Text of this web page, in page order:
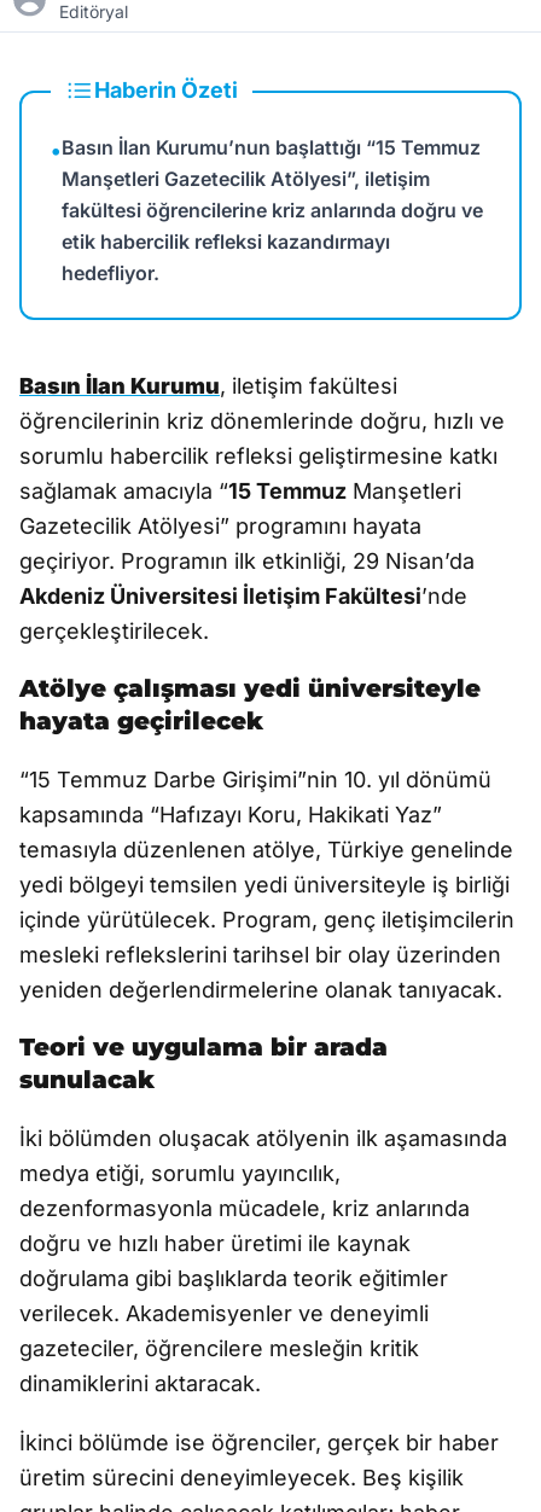
Editöryal
Haberin Özeti
•Basın İlan Kurumu’nun başlattığı “15 Temmuz
Manşetleri Gazetecilik Atölyesi”, iletişim
fakültesi öğrencilerine kriz anlarında doğru ve
etik habercilik refleksi kazandırmayı
hedefliyor.
Basın İlan Kurumu, iletişim fakültesi
öğrencilerinin kriz dönemlerinde doğru, hızlı ve
sorumlu habercilik refleksi geliştirmesine katkı
sağlamak amacıyla “15 Temmuz Manşetleri
Gazetecilik Atölyesi” programını hayata
geçiriyor. Programın ilk etkinliği, 29 Nisan’da
Akdeniz Üniversitesi İletişim Fakültesi’nde
gerçekleştirilecek.
Atölye çalışması yedi üniversiteyle
hayata geçirilecek
“15 Temmuz Darbe Girişimi”nin 10. yıl dönümü
kapsamında “Hafızayı Koru, Hakikati Yaz”
temasıyla düzenlenen atölye, Türkiye genelinde
yedi bölgeyi temsilen yedi üniversiteyle iş birliği
içinde yürütülecek. Program, genç iletişimcilerin
mesleki reflekslerini tarihsel bir olay üzerinden
yeniden değerlendirmelerine olanak tanıyacak.
Teori ve uygulama bir arada
sunulacak
İki bölümden oluşacak atölyenin ilk aşamasında
medya etiği, sorumlu yayıncılık,
dezenformasyonla mücadele, kriz anlarında
doğru ve hızlı haber üretimi ile kaynak
doğrulama gibi başlıklarda teorik eğitimler
verilecek. Akademisyenler ve deneyimli
gazeteciler, öğrencilere mesleğin kritik
dinamiklerini aktaracak.
İkinci bölümde ise öğrenciler, gerçek bir haber
üretim sürecini deneyimleyecek. Beş kişilik